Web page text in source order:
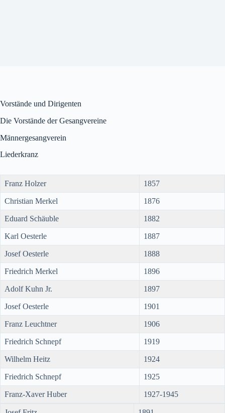
Vorstände und Dirigenten
Die Vorstände der Gesangvereine
Männergesangverein
Liederkranz
Franz Holzer 1857
Christian Merkel 1876
Eduard Schäuble 1882
Karl Oesterle 1887
Josef Oesterle 1888
Friedrich Merkel 1896
Adolf Kuhn Jr. 1897
Josef Oesterle 1901
Franz Leuchtner 1906
Friedrich Schnepf 1919
Wilhelm Heitz 1924
Friedrich Schnepf 1925
Franz-Xaver Huber 1927-1945